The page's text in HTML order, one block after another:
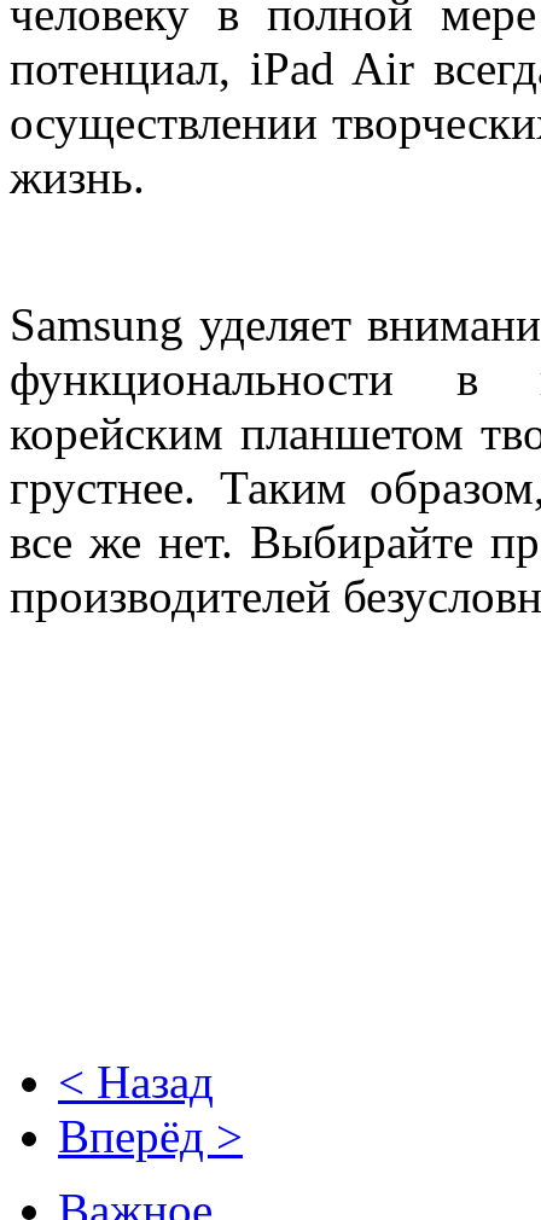
человеку в полной мере
потенциал, iPad Air
осуществлении
жизнь.
Samsung уделяет
функциональности в
корейским планшетом
грустнее. Таким
все же нет. Выбирайте
производителей
< Назад
Вперёд >
Важное